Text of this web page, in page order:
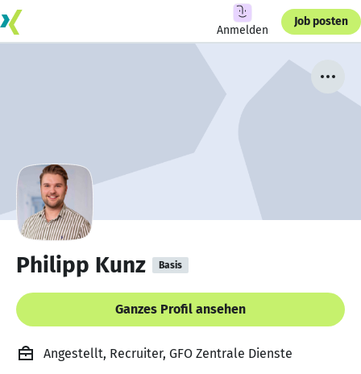
Anmelden
Job posten
Philipp Kunz Basis
Ganzes Profil ansehen
Angestellt, Recruiter, GFO Zentrale Dienste